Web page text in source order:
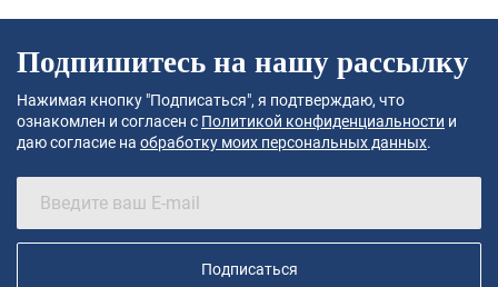
Подпишитесь на нашу рассылку
Нажимая кнопку "Подписаться", я подтверждаю, что
ознакомлен и согласен с Политикой конфиденциальности и
даю согласие на обработку моих персональных данных.
Подписаться